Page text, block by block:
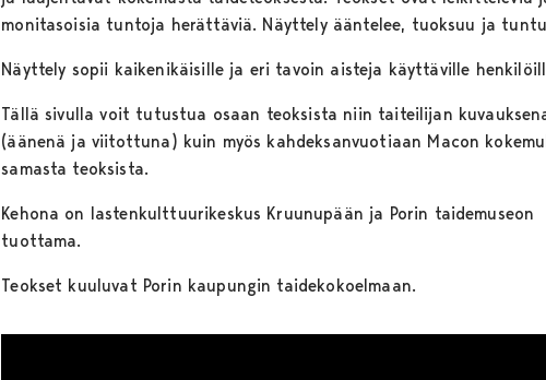
monitasoisia tuntoja herättäviä. Näyttely ääntelee, tuoksuu ja
Näyttely sopii kaikenikäisille ja eri tavoin aisteja käyttäville
Tällä sivulla voit tutustua osaan teoksista niin taiteilijan
(äänenä ja viitottuna) kuin myös kahdeksanvuotiaan Macon
samasta teoksista.
Kehona on lastenkulttuurikeskus Kruunupään ja Porin taidemuseon
tuottama.
Teokset kuuluvat Porin kaupungin taidekokoelmaan.